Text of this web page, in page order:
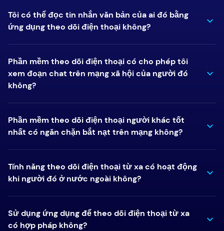
Tôi có thể đọc tin nhắn văn bản của ai đó bằng
ứng dụng theo dõi điện thoại không?
Phần mềm theo dõi điện thoại có cho phép tôi
xem đoạn chat trên mạng xã hội của người đó
không?
Phần mềm theo dõi điện thoại người khác tốt
nhất có ngăn chặn bắt nạt trên mạng không?
Tính năng theo dõi điện thoại từ xa có hoạt động
khi người đó ở nước ngoài không?
Sử dụng ứng dụng để theo dõi điện thoại từ xa
có hợp pháp không?